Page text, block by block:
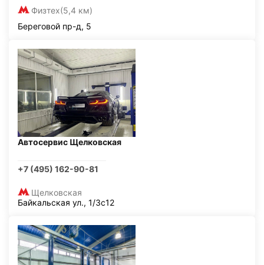
Физтех(5,4 км)
Береговой пр-д, 5
Автосервис Щелковская
+7 (495) 162-90-81
Щелковская
Байкальская ул., 1/3с12